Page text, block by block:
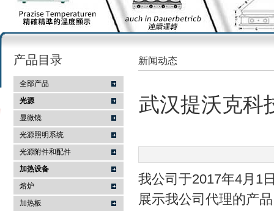
武汉提沃克科技有限公司
产品目录
全部产品
光源
显微镜
光源照明系统
光源附件和配件
加热设备
熔炉
加热板
新闻动态
武汉提沃克科
我公司于2017年4月1
展示我公司代理的产